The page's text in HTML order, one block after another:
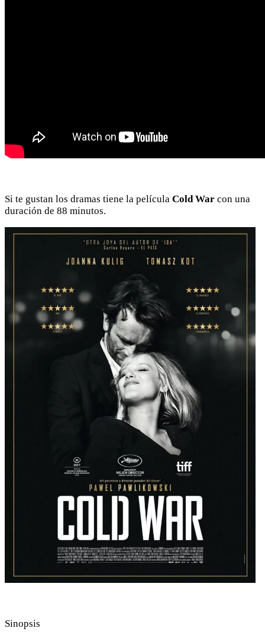
Si te gustan los dramas tiene la película Cold War con una
duración de 88 minutos.
Sinopsis